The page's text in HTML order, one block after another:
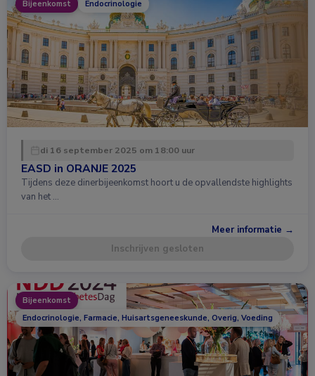
Bijeenkomst Endocrinologie
di 16 september 2025 om 18:00 uur
EASD in ORANJE 2025
Tijdens deze dinerbijeenkomst hoort u de opvallendste highlights
van het …
Meer informatie →
Inschrijven gesloten
Bijeenkomst
Endocrinologie, Farmacie, Huisartsgeneeskunde, Overig, Voeding